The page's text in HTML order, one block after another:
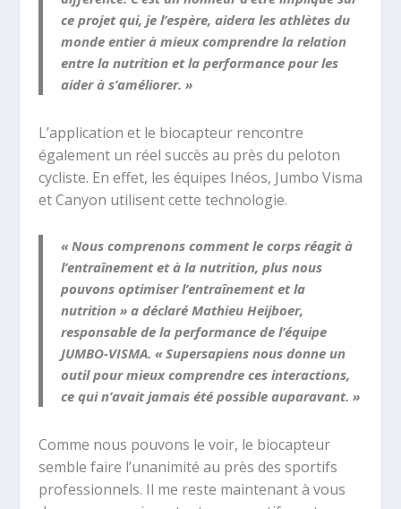
ce projet qui, je l’espère, aidera les athlètes du
monde entier à mieux comprendre la relation
entre la nutrition et la performance pour les
aider à s’améliorer. »
L’application et le biocapteur rencontre
également un réel succès au près du peloton
cycliste. En effet, les équipes Inéos, Jumbo Visma
et Canyon utilisent cette technologie.
« Nous comprenons comment le corps réagit à
l’entraînement et à la nutrition, plus nous
pouvons optimiser l’entraînement et la
nutrition » a déclaré Mathieu Heijboer,
responsable de la performance de l’équipe
JUMBO-VISMA. « Supersapiens nous donne un
outil pour mieux comprendre ces interactions,
ce qui n’avait jamais été possible auparavant. »
Comme nous pouvons le voir, le biocapteur
semble faire l’unanimité au près des sportifs
professionnels. Il me reste maintenant à vous